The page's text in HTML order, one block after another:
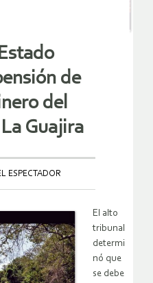
de
del
Guajira
ESPECTADOR
El alto
tribunal
determi
nó que
se debe